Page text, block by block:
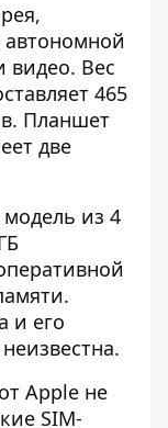
видео. Вес
465
Планшет
две
из 4
и его
Apple не
SIM-